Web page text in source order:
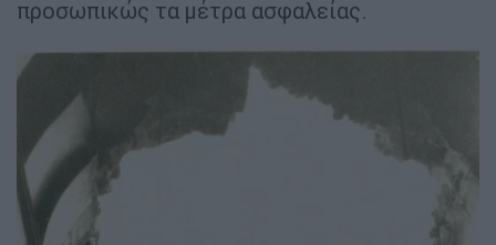
προσωπικώς τα μέτρα ασφαλείας.